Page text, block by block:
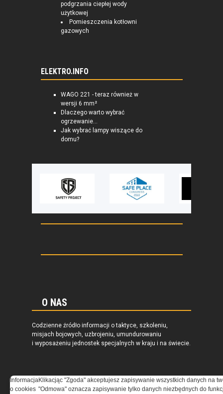
podgrzania ciepłej wody
użytkowej
Pomieszczenia kotłowni
gazowych
ELEKTRO.INFO
WAGO 221 - teraz również w
wersji 6 mm²
Dlaczego warto wybrać
ogrzewanie...
Jak wybrać lampy wiszące do
domu?
O NAS
Codzienne źródło informacji o taktyce, szkoleniu,
misjach bojowych, uzbrojeniu, umundurowaniu
i wyposażeniu jednostek specjalnych w kraju i na świecie.
Informacja
o cookies
Klikacjąc "Zgoda" akceptujesz zapisywanie wszystkich danych na
"Odmowa" oznacza zapisywanie tylko danych niezbędnych do